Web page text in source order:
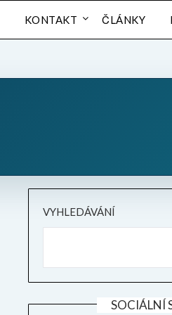
KONTAKT ČLÁNKY
VYHLEDÁVÁNÍ
SOCIÁLNÍ